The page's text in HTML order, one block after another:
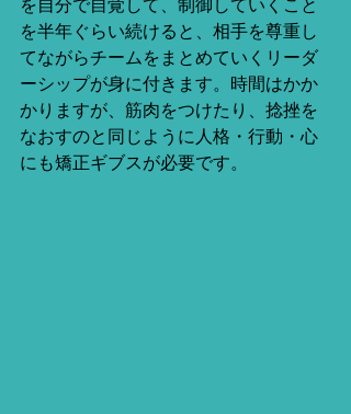
を自分で自覚して、制御していくこと
を半年ぐらい続けると、相手を尊重し
てながらチームをまとめていくリーダ
ーシップが身に付きます。時間はかか
かりますが、筋肉をつけたり、捻挫を
なおすのと同じように人格・行動・心
にも矯正ギブスが必要です。